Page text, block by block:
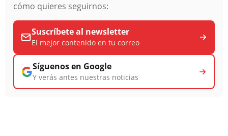
cómo quieres seguirnos:
Suscríbete al newsletter
El mejor contenido en tu correo
Síguenos en Google
Y verás antes nuestras noticias